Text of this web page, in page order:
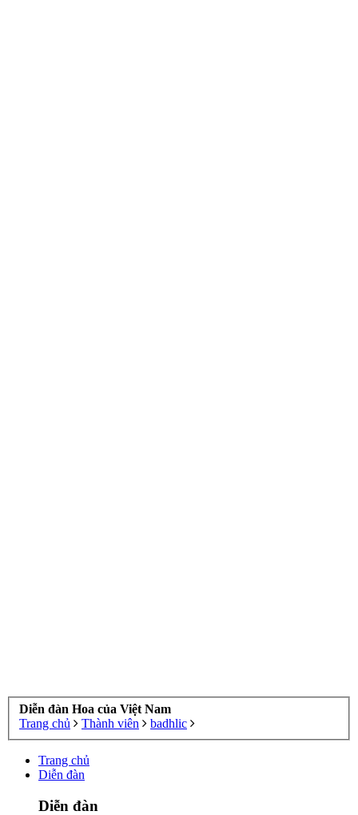
Diễn đàn Hoa của Việt Nam
Trang chủ
Thành viên badhlic
Trang chủ
Diễn đàn
Diễn đàn